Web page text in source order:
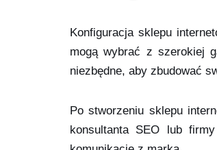
Konfiguracja sklepu
mogą wybrać z szerokiej
niezbędne, aby zbudować
Po stworzeniu sklepu
konsultanta SEO lub